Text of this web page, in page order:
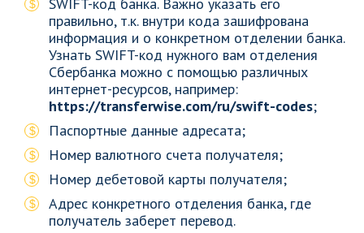
правильно, т.к. внутри кода зашифрована
информация и о конкретном отделении банка.
Узнать SWIFT-код нужного вам отделения
Сбербанка можно с помощью различных
интернет-ресурсов, например:
https://transferwise.com/ru/swift-codes;
Паспортные данные адресата;
Номер валютного счета получателя;
Номер дебетовой карты получателя;
Адрес конкретного отделения банка, где
получатель заберет перевод.